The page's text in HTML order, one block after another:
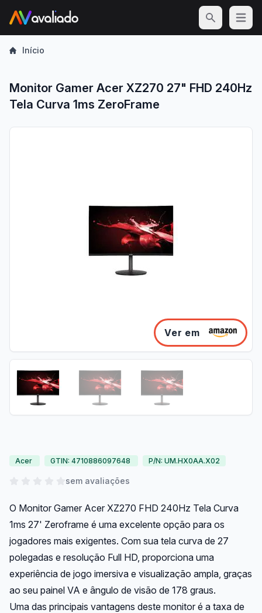
Open
Início
Monitor Gamer Acer XZ270 27" FHD 240Hz
Tela Curva 1ms ZeroFrame
Ver em
Acer GTIN: 4710886097648 P/N: UM.HX0AA.X02
sem avaliações
O Monitor Gamer Acer XZ270 FHD 240Hz Tela Curva
1ms 27' Zeroframe é uma excelente opção para os
jogadores mais exigentes. Com sua tela curva de 27
polegadas e resolução Full HD, proporciona uma
experiência de jogo imersiva e visualização ampla, graças
ao seu painel VA e ângulo de visão de 178 graus.
Uma das principais vantagens deste monitor é a taxa de